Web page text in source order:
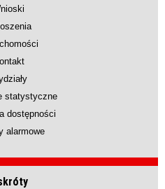
statystyczne
dostępności
alarmowe